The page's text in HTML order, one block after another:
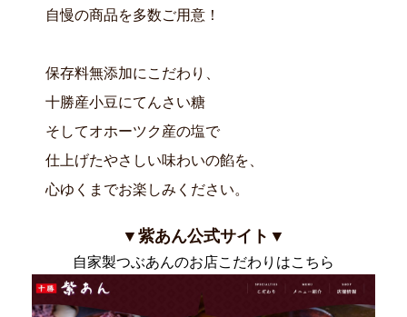
自慢の商品を多数ご用意！
保存料無添加にこだわり、
十勝産小豆にてんさい糖
そしてオホーツク産の塩で
仕上げたやさしい味わいの餡を、
心ゆくまでお楽しみください。
▼紫あん公式サイト▼
自家製つぶあんのお店こだわりはこちら